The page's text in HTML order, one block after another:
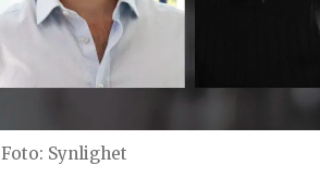
Foto: Synlighet